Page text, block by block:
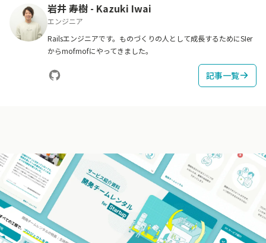
岩井 寿樹 - Kazuki Iwai
エンジニア
Railsエンジニアです。ものづくりの人として成長するためにSIer
からmofmofにやってきました。
記事一覧